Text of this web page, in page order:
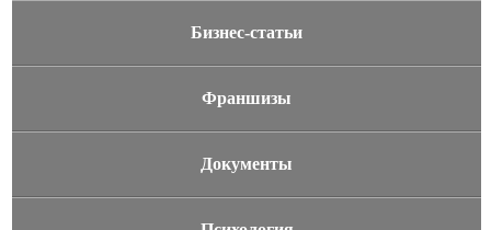
Бизнес-статьи
Франшизы
Документы